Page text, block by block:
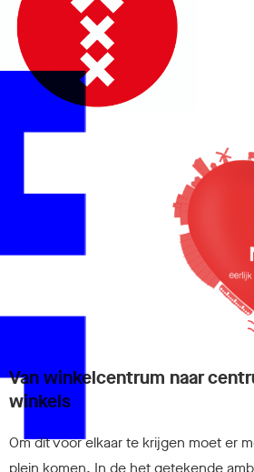
Van winkelcentrum naar
winkels
Om dit voor elkaar te krijgen moet er
plein komen. In de het getekende